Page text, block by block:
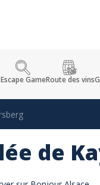
Escape GameRoute des vins
de